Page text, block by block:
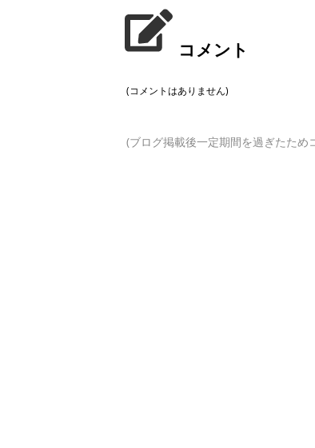
コメント
(コメントはありません)
(ブログ掲載後一定期間を過ぎたため